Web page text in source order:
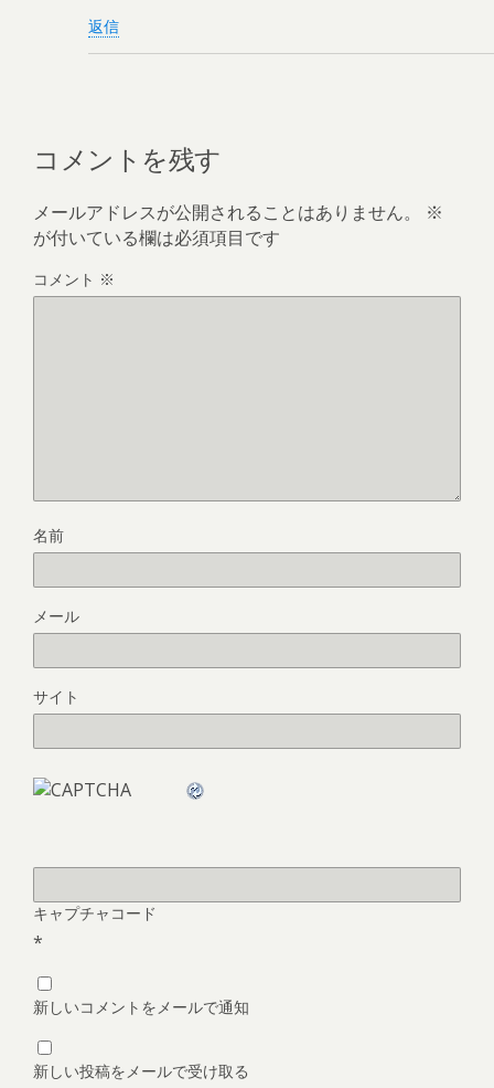
返信
コメントを残す
メールアドレスが公開されることはありません。
※
が付いている欄は必須項目です
コメント ※
名前
メール
サイト
キャプチャコード
*
新しいコメントをメールで通知
新しい投稿をメールで受け取る